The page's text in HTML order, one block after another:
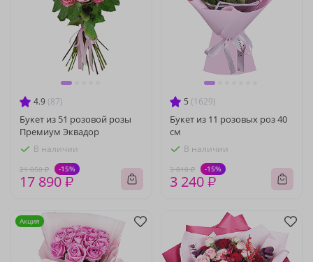
4.9 (87)
Букет из 51 розовой розы
Премиум Эквадор
В наличии
21 050 ₽ -15%
17 890 ₽
5 (1629)
Букет из 11 розовых роз 40
см
В наличии
3 810 ₽ -15%
3 240 ₽
Акция